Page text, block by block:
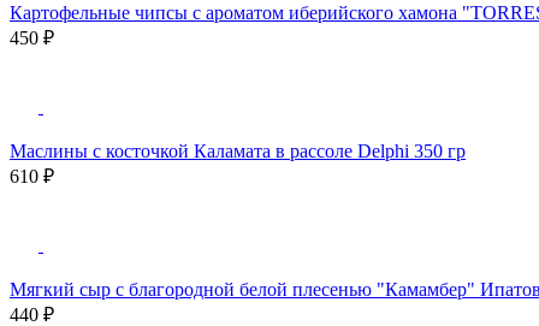
Картофельные чипсы с ароматом иберийского хамона
450 ₽
Маслины с косточкой Каламата в рассоле Delphi 350 гр
610 ₽
Мягкий сыр с благородной белой плесенью "Камамбер"
440 ₽